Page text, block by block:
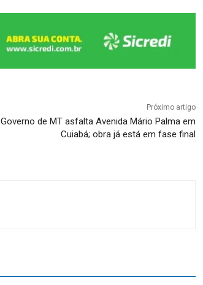
Próximo artigo
Governo de MT asfalta Avenida Mário Palma em
Cuiabá; obra já está em fase final